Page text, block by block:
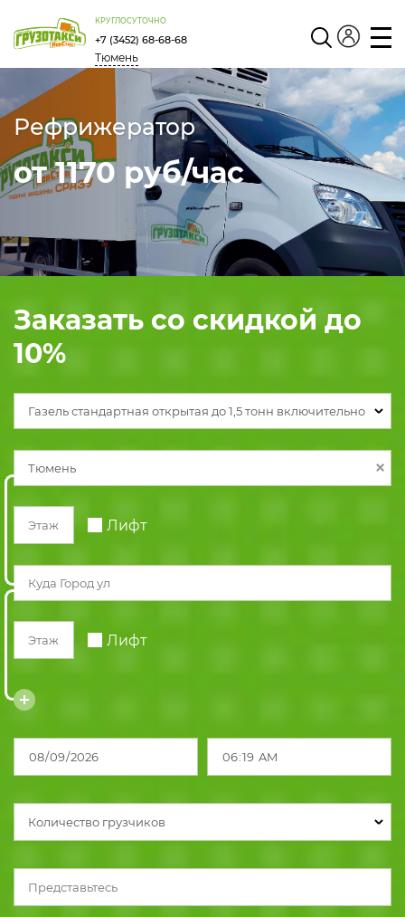
Тюмень
КРУГЛОСУТОЧНО
+7 (3452) 68-68-68
Личный
кабинет
Рефрижератор
от 1170 руб/час
Заказать со скидкой до
10%
Газель стандартная открытая до 1,5 тонн включительно
Лифт
Лифт
Количество грузчиков